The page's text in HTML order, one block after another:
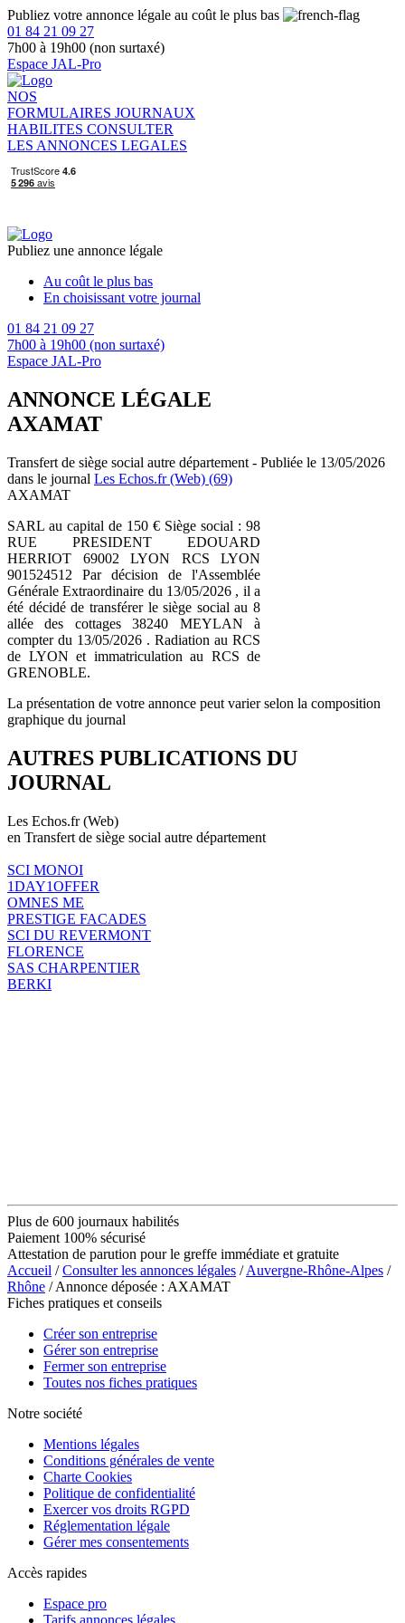
Publiez votre annonce légale au coût le plus bas
01 84 21 09 27
7h00 à 19h00 (non surtaxé)
Espace JAL-Pro
NOS
FORMULAIRES JOURNAUX
HABILITES CONSULTER
LES ANNONCES LEGALES
Publiez une annonce légale
Au coût le plus bas
En choisissant votre journal
01 84 21 09 27
7h00 à 19h00 (non surtaxé)
Espace JAL-Pro
ANNONCE LÉGALE
AXAMAT
Transfert de siège social autre département - Publiée le 13/05/2026
dans le journal Les Echos.fr (Web) (69)
AXAMAT
SARL au capital de 150 € Siège social : 98
RUE PRESIDENT EDOUARD
HERRIOT 69002 LYON RCS LYON
901524512 Par décision de l'Assemblée
Générale Extraordinaire du 13/05/2026 , il a
été décidé de transférer le siège social au 8
allée des cottages 38240 MEYLAN à
compter du 13/05/2026 . Radiation au RCS
de LYON et immatriculation au RCS de
GRENOBLE.
La présentation de votre annonce peut varier selon la composition
graphique du journal
AUTRES PUBLICATIONS DU
JOURNAL
Les Echos.fr (Web)
en Transfert de siège social autre département
SCI MONOI
1DAY1OFFER
OMNES ME
PRESTIGE FACADES
SCI DU REVERMONT
FLORENCE
SAS CHARPENTIER
BERKI
Plus de 600 journaux habilités
Paiement 100% sécurisé
Attestation de parution pour le greffe immédiate et gratuite
Accueil /Consulter les annonces légales /Auvergne-Rhône-Alpes /
Rhône / Annonce déposée : AXAMAT
Fiches pratiques et conseils
Créer son entreprise
Gérer son entreprise
Fermer son entreprise
Toutes nos fiches pratiques
Notre société
Mentions légales
Conditions générales de vente
Charte Cookies
Politique de confidentialité
Exercer vos droits RGPD
Réglementation légale
Gérer mes consentements
Accès rapides
Espace pro
Tarifs annonces légales